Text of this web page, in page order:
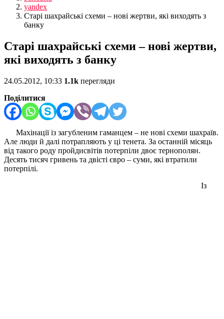
yandex
Старі шахрайські схеми – нові жертви, які виходять з
банку
Старі шахрайські схеми – нові жертви,
які виходять з банку
24.05.2012, 10:33 1.1k перегляди
Поділитися
Махінації із загубленим гаманцем – не нові схеми шахраїв.
Але люди й далі потрапляють у ці тенета. За останній місяць
від такого роду пройдисвітів потерпіли двоє тернополян.
Десять тисяч гривень та двісті євро – суми, які втратили
потерпілі.
Із